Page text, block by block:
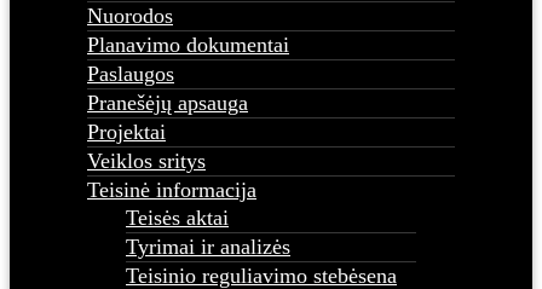
Nuorodos
Planavimo dokumentai
Paslaugos
Pranešėjų apsauga
Projektai
Veiklos sritys
Teisinė informacija
Teisės aktai
Tyrimai ir analizės
Teisinio reguliavimo stebėsena